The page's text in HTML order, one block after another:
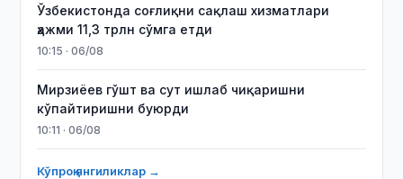
Ўзбекистонда соғлиқни сақлаш хизматлари
ҳажми 11,3 трлн сўмга етди
10:15 · 06/08
Мирзиёев гўшт ва сут ишлаб чиқаришни
кўпайтиришни буюрди
10:11 · 06/08
Кўпроқ янгиликлар →